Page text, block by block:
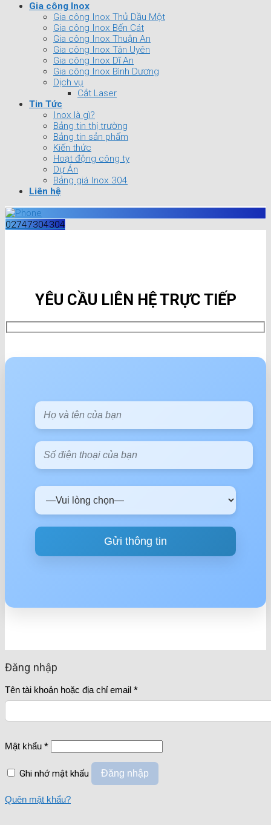
Gia công Inox
Gia công Inox Thủ Dầu Một
Gia công Inox Bến Cát
Gia công Inox Thuận An
Gia công Inox Tân Uyên
Gia công Inox Dĩ An
Gia công Inox Bình Dương
Dịch vụ
Cắt Laser
Tin Tức
Inox là gì?
Bảng tin thị trường
Bảng tin sản phẩm
Kiến thức
Hoạt động công ty
Dự Án
Bảng giá Inox 304
Liên hệ
02747304304
YÊU CẦU LIÊN HỆ TRỰC TIẾP
Đăng nhập
Tên tài khoản hoặc địa chỉ email *
Mật khẩu *
Ghi nhớ mật khẩu Đăng nhập
Quên mật khẩu?